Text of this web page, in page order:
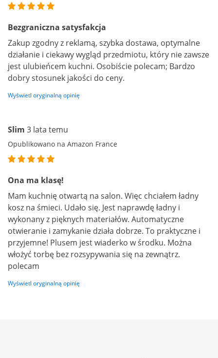
Bezgraniczna satysfakcja
Zakup zgodny z reklamą, szybka dostawa, optymalne
działanie i ciekawy wygląd przedmiotu, który nie zawsze
jest ulubieńcem kuchni. Osobiście polecam; Bardzo
dobry stosunek jakości do ceny.
Wyświetl oryginalną opinię
Slim 3 lata temu
Opublikowano na Amazon France
Ona ma klasę!
Mam kuchnię otwartą na salon. Więc chciałem ładny
kosz na śmieci. Udało się. Jest naprawdę ładny i
wykonany z pięknych materiałów. Automatyczne
otwieranie i zamykanie działa dobrze. To praktyczne i
przyjemne! Plusem jest wiaderko w środku. Można
włożyć torbę bez rozsypywania się na zewnątrz.
polecam
Wyświetl oryginalną opinię